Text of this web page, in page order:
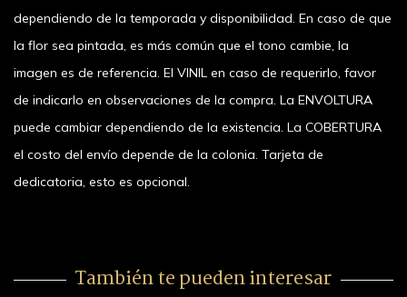
dependiendo de la temporada y disponibilidad. En caso de que
la flor sea pintada, es más común que el tono cambie, la
imagen es de referencia. El VINIL en caso de requerirlo, favor
de indicarlo en observaciones de la compra. La ENVOLTURA
puede cambiar dependiendo de la existencia. La COBERTURA
el costo del envío depende de la colonia. Tarjeta de
dedicatoria, esto es opcional.
También te pueden interesar